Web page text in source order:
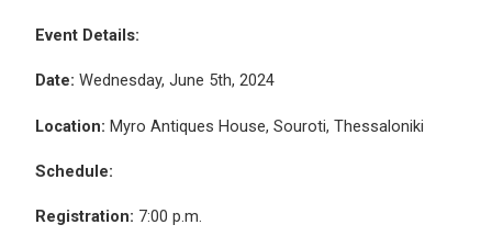
Event Details:
Date: Wednesday, June 5th, 2024
Location: Myro Antiques House, Souroti, Thessaloniki
Schedule:
Registration: 7:00 p.m.